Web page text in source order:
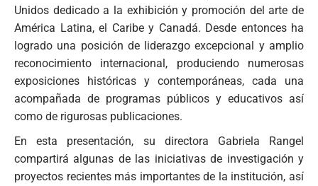
Unidos dedicado a la exhibición y promoción del arte de
América Latina, el Caribe y Canadá. Desde entonces ha
logrado una posición de liderazgo excepcional y amplio
reconocimiento internacional, produciendo numerosas
exposiciones históricas y contemporáneas, cada una
acompañada de programas públicos y educativos así
como de rigurosas publicaciones.
En esta presentación, su directora Gabriela Rangel
compartirá algunas de las iniciativas de investigación y
proyectos recientes más importantes de la institución, así